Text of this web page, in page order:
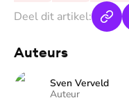
Deel dit artikel:
Auteurs
Sven Verveld
Auteur